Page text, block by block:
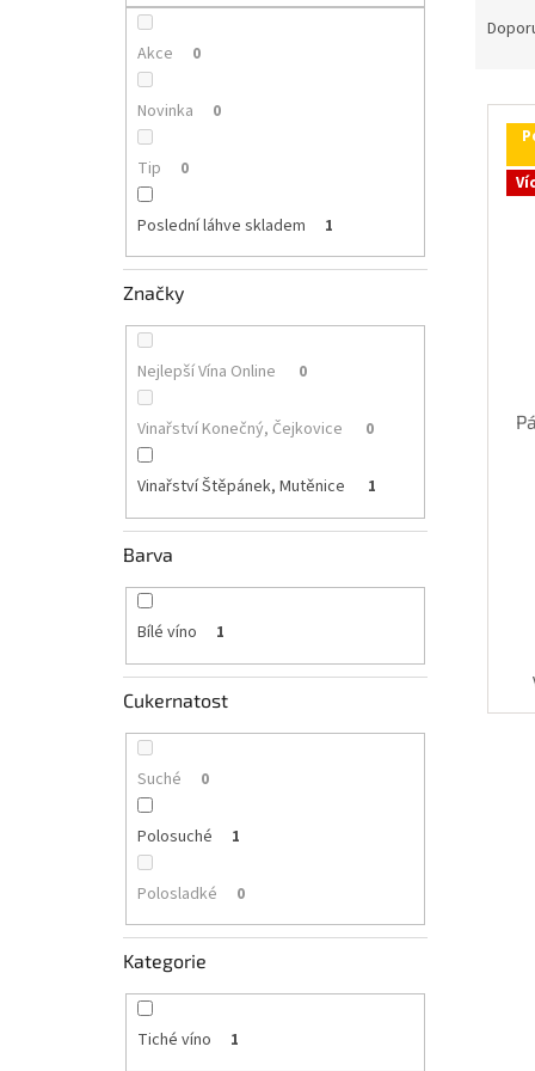
Akce 0
Novinka 0
Tip 0
Poslední láhve skladem 1
Značky
Nejlepší Vína Online 0
Vinařství Konečný, Čejkovice 0
Vinařství Štěpánek, Mutěnice 1
Barva
Bílé víno 1
Cukernatost
Suché 0
Polosuché 1
Polosladké 0
Kategorie
Tiché víno 1
nV